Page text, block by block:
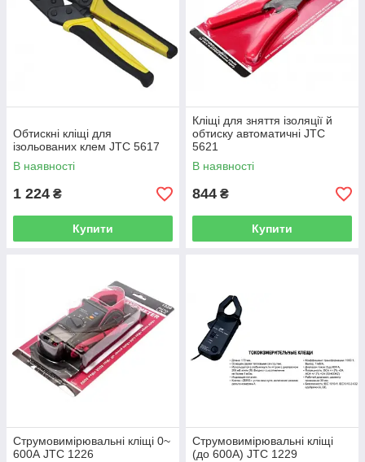
Обтискні кліщі для
ізольованих клем JTC 5617
В наявності
1 224 ₴
Купити
Кліщі для зняття ізоляції й
обтиску автоматичні JTC
5621
В наявності
844 ₴
Купити
Струмовимірювальні кліщі 0~
600А JTC 1226
Струмовимірювальні кліщі
(до 600А) JTC 1229